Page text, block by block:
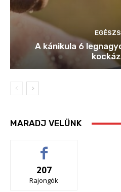
A kánikula 6
MARADJ VELÜNK
207
Rajongók